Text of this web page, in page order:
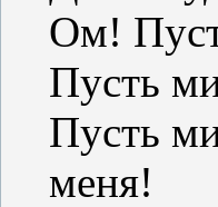
Ом!
Пусть
Пусть
меня!